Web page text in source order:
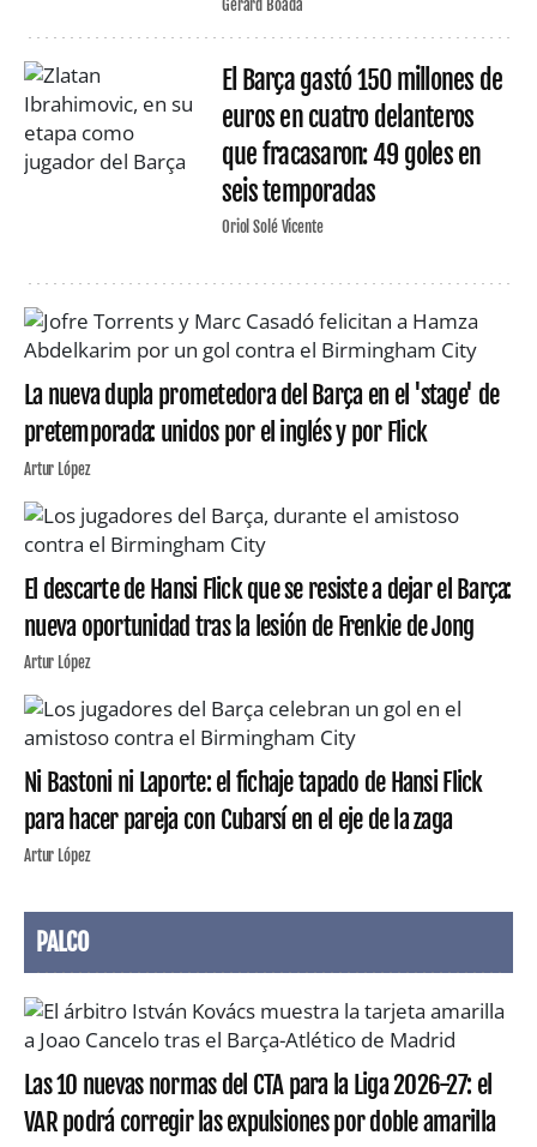
Gerard Boada
El Barça gastó 150 millones de
euros en cuatro delanteros
que fracasaron: 49 goles en
seis temporadas
Oriol Solé Vicente
La nueva dupla prometedora del Barça en el 'stage' de
pretemporada: unidos por el inglés y por Flick
Artur López
El descarte de Hansi Flick que se resiste a dejar el Barça:
nueva oportunidad tras la lesión de Frenkie de Jong
Artur López
Ni Bastoni ni Laporte: el fichaje tapado de Hansi Flick
para hacer pareja con Cubarsí en el eje de la zaga
Artur López
PALCO
Las 10 nuevas normas del CTA para la Liga 2026-27: el
VAR podrá corregir las expulsiones por doble amarilla